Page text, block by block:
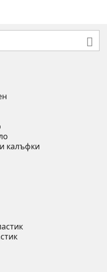

калъфки